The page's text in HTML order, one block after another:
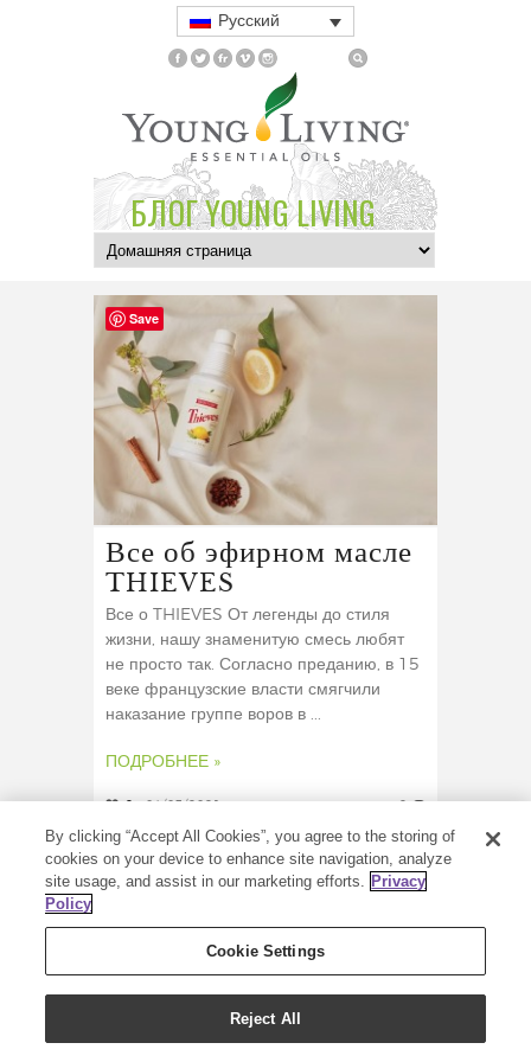
Русский
БЛОГ YOUNG LIVING
Все об эфирном масле
THIEVES
Все о THIEVES От легенды до стиля
жизни, нашу знаменитую смесь любят
не просто так. Согласно преданию, в 15
веке французские власти смягчили
наказание группе воров в ...
ПОДРОБНЕЕ »
2 04/03/2021 2
КОПИРАЙТ (C) 2020 - ВСЕ ПРАВА ЗАЩИЩЕНЫ -
By clicking “Accept All Cookies”, you agree to the storing of
cookies on your device to enhance site navigation, analyze
site usage, and assist in our marketing efforts. Privacy
Policy
Cookie Settings
Reject All
Save